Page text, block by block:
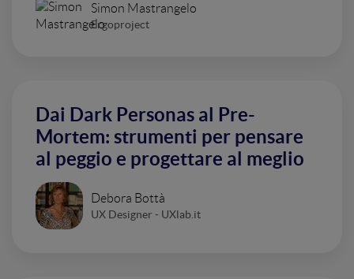
Simon Mastrangelo
Ergoproject
Dai Dark Personas al Pre-
Mortem: strumenti per pensare
al peggio e progettare al meglio
Debora Bottà
UX Designer - UXlab.it